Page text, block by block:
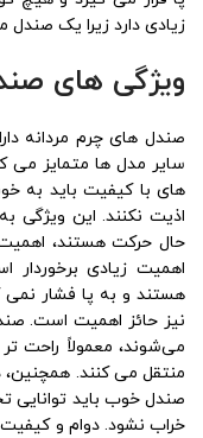
زیادی دارد زیرا یک صندل
ویژگی های
صندل‌ های چرم مردانه
سایر مدل‌ ها متمایز می‌
‌های با کیفیت باید به
اذیت نکنند. این ویژگی
حال حرکت هستند، اهمیت
اهمیت زیادی
هستند و به پا فشار نمی‌
نیز حائز اهمیت است.
می‌شوند، معمولاً راحت
منتقل می ‌کنند. همچنین،
صندل خوب باید توانایی
خراب نشود. دوام و